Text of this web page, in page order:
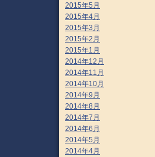
2015年5月
2015年4月
2015年3月
2015年2月
2015年1月
2014年12月
2014年11月
2014年10月
2014年9月
2014年8月
2014年7月
2014年6月
2014年5月
2014年4月